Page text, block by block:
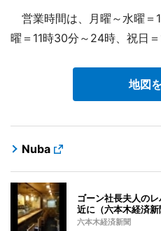
営業時間は、月曜～水曜＝
曜＝11時30分～24時、祝日
地図
Nuba
ゴーン社長夫人の
近に（六本木経済新
六本木経済新聞